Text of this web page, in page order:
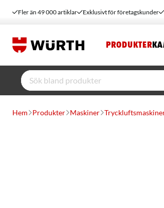
Fler än 49 000 artiklar Exklusivt för företagskunder
PRODUKTER
Hem Produkter Maskiner